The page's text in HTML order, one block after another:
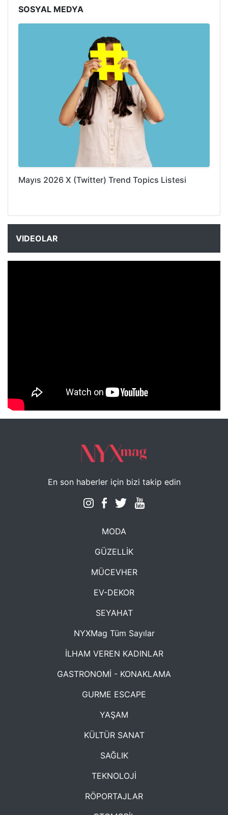
SOSYAL MEDYA
Mayıs 2026 X (Twitter) Trend Topics Listesi
VIDEOLAR
NYXmag 2. Yaş Kutlama Etkinliği
En son haberler için bizi takip edin
MODA
GÜZELLİK
MÜCEVHER
EV-DEKOR
SEYAHAT
NYXMag Tüm Sayılar
İLHAM VEREN KADINLAR
GASTRONOMİ - KONAKLAMA
GURME ESCAPE
YAŞAM
KÜLTÜR SANAT
SAĞLIK
TEKNOLOJİ
RÖPORTAJLAR